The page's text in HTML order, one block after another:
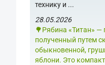
технику и ...
28.05.2026
🌳Рябина «Титан» —
полученный путем
обыкновенной,
яблони. Это